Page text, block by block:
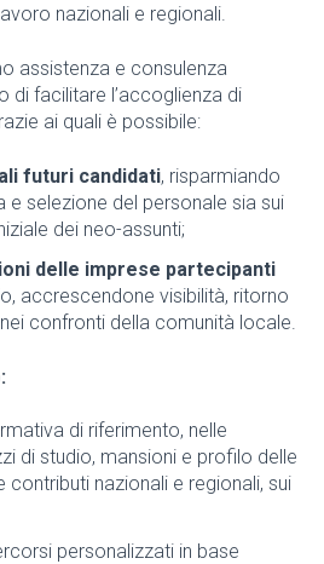
nazionali e regionali.
assistenza e consulenza
di facilitare l’accoglienza di
ai quali è possibile:
futuri candidati, risparmiando
e selezione del personale sia sui
dei neo-assunti;
delle imprese partecipanti
accrescendone visibilità, ritorno
nei confronti della comunità locale.
di riferimento, nelle
di studio, mansioni e profilo delle
contributi nazionali e regionali, sui
personalizzati in base